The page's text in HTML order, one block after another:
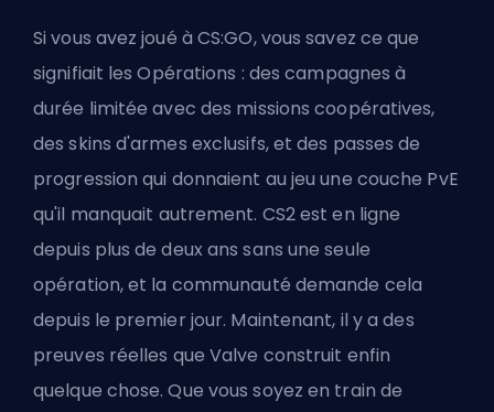
Si vous avez joué à CS:GO, vous savez ce que
signifiait les Opérations : des campagnes à
durée limitée avec des missions coopératives,
des skins d'armes exclusifs, et des passes de
progression qui donnaient au jeu une couche PvE
qu'il manquait autrement. CS2 est en ligne
depuis plus de deux ans sans une seule
opération, et la communauté demande cela
depuis le premier jour. Maintenant, il y a des
preuves réelles que Valve construit enfin
quelque chose. Que vous soyez en train de